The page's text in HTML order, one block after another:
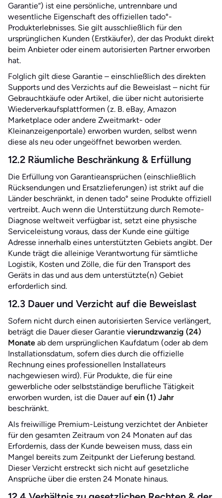
Garantie“) ist eine persönliche, untrennbare und
wesentliche Eigenschaft des offiziellen tado°-
Produkterlebnisses. Sie gilt ausschließlich für den
ursprünglichen Kunden (Erstkäufer), der das Produkt direkt
beim Anbieter oder einem autorisierten Partner erworben
hat.
Folglich gilt diese Garantie – einschließlich des direkten
Supports und des Verzichts auf die Beweislast – nicht für
Gebrauchtkäufe oder Artikel, die über nicht autorisierte
Wiederverkaufsplattformen (z. B. eBay, Amazon
Marketplace oder andere Zweitmarkt- oder
Kleinanzeigenportale) erworben wurden, selbst wenn
diese als neu oder ungeöffnet beworben werden.
12.2 Räumliche Beschränkung & Erfüllung
Die Erfüllung von Garantieansprüchen (einschließlich
Rücksendungen und Ersatzlieferungen) ist strikt auf die
Länder beschränkt, in denen tado° seine Produkte offiziell
vertreibt. Auch wenn die Unterstützung durch Remote-
Diagnose weltweit verfügbar ist, setzt eine physische
Serviceleistung voraus, dass der Kunde eine gültige
Adresse innerhalb eines unterstützten Gebiets angibt. Der
Kunde trägt die alleinige Verantwortung für sämtliche
Logistik, Kosten und Zölle, die für den Transport des
Geräts in das und aus dem unterstützte(n) Gebiet
erforderlich sind.
12.3 Dauer und Verzicht auf die Beweislast
Sofern nicht durch einen autorisierten Service verlängert,
beträgt die Dauer dieser Garantie vierundzwanzig (24)
Monate ab dem ursprünglichen Kaufdatum (oder ab dem
Installationsdatum, sofern dies durch die offizielle
Rechnung eines professionellen Installateurs
nachgewiesen wird). Für Produkte, die für eine
gewerbliche oder selbstständige berufliche Tätigkeit
erworben wurden, ist die Dauer auf ein (1) Jahr
beschränkt.
Als freiwillige Premium-Leistung verzichtet der Anbieter
für den gesamten Zeitraum von 24 Monaten auf das
Erfordernis, dass der Kunde beweisen muss, dass ein
Mangel bereits zum Zeitpunkt der Lieferung bestand.
Dieser Verzicht erstreckt sich nicht auf gesetzliche
Ansprüche über die ersten 24 Monate hinaus.